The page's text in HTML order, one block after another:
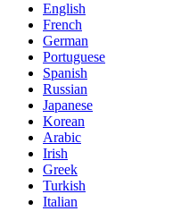
English
French
German
Portuguese
Spanish
Russian
Japanese
Korean
Arabic
Irish
Greek
Turkish
Italian